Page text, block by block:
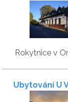
Rokytnice v
horách
Ubytování U